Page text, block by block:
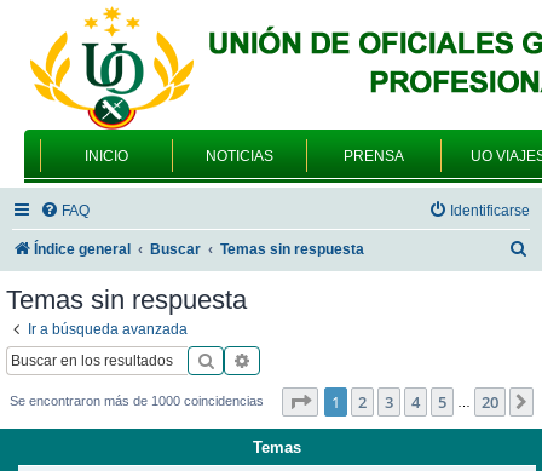
INICIO NOTICIAS PRENSA UO
FAQ Identificarse
Índice general Buscar Temas sin respuesta
Temas sin respuesta
Ir a búsqueda avanzada
Buscar
Se encontraron más de 1000 coincidencias Página de 20
1 2 3 4 5 … 20
Temas